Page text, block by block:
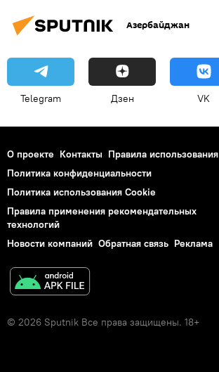
Азербайджан
Telegram Дзен VK
О проекте Контакты Правила использования
Политика конфиденциальности
Политика использования Cookie
Правила применения рекомендательных
технологий
Новости компаний Обратная связь Реклама
© 2026 Sputnik Все права защищены. 18+